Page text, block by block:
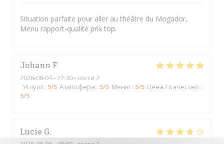
Situation parfaite pour aller au théâtre du Mogador,
Menu rapport-qualité prix top.
Johann F
2026-08-04- 22:30 - гости 2
Услуги : 5/5 Атмосфера : 5/5 Меню : 5/5 Цена / качество :
5/5
Lucie G